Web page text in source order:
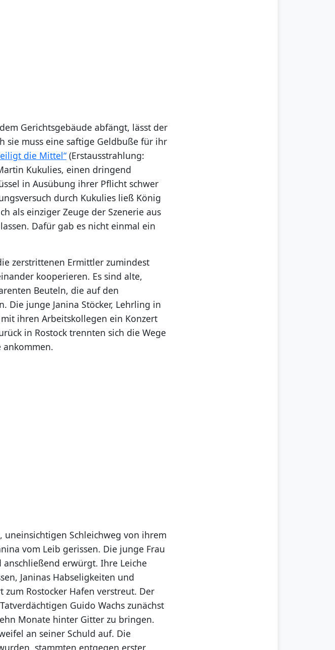
Gerichtsgebäude abfängt, lässt der
sie muss eine saftige Geldbuße für ihr
die Mittel“ (Erstausstrahlung:
Kukulies, einen dringend
in Ausübung ihrer Pflicht schwer
durch Kukulies ließ König
als einziger Zeuge der Szenerie aus
Dafür gab es nicht einmal ein
zerstrittenen Ermittler zumindest
kooperieren. Es sind alte,
Beuteln, die auf den
Die junge Janina Stöcker, Lehrling in
ihren Arbeitskollegen ein Konzert
in Rostock trennten sich die Wege
ankommen.
Schleichweg von ihrem
vom Leib gerissen. Die junge Frau
erwürgt. Ihre Leiche
Janinas Habseligkeiten und
Rostocker Hafen verstreut. Der
Guido Wachs zunächst
Monate hinter Gitter zu bringen.
an seiner Schuld auf. Die
stammten entgegen erster